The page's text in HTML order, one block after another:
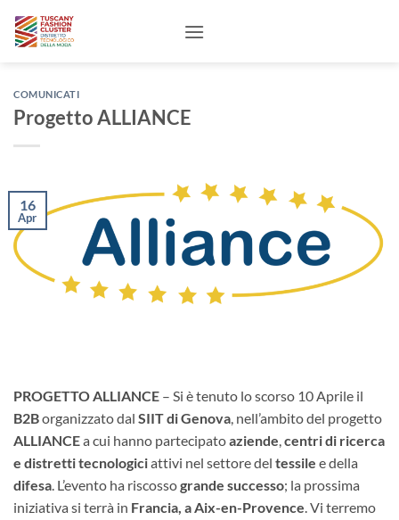
COMUNICATI
Progetto ALLIANCE
16
Apr
PROGETTO ALLIANCE – Si è tenuto lo scorso 10 Aprile il
B2Borganizzato dal SIIT di Genova, nell’ambito del progetto
ALLIANCEa cui hanno partecipatoaziende,centri di ricerca
e distretti tecnologiciattivi nel settore del tessile e della
difesa. L’evento ha riscossogrande successo; la prossima
iniziativa si terrà in Francia, a Aix-en-Provence. Vi terremo